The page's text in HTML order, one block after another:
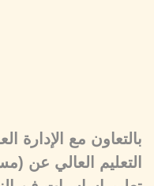
بالتعاون مع الإدارة
التعليم العالي عن